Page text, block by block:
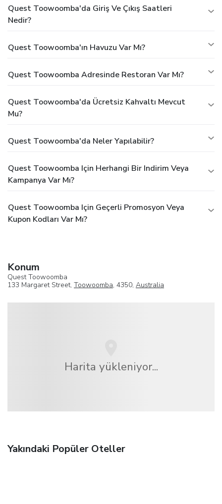
Quest Toowoomba'da Giriş Ve Çıkış Saatleri
Nedir?
Quest Toowoomba'ın Havuzu Var Mı?
Quest Toowoomba Adresinde Restoran Var Mı?
Quest Toowoomba'da Ücretsiz Kahvaltı Mevcut
Mu?
Quest Toowoomba'da Neler Yapılabilir?
Quest Toowoomba Için Herhangi Bir Indirim Veya
Kampanya Var Mı?
Quest Toowoomba Için Geçerli Promosyon Veya
Kupon Kodları Var Mı?
Konum
Quest Toowoomba
133 Margaret Street, Toowoomba, 4350, Australia
Harita yükleniyor...
Yakındaki Popüler Oteller